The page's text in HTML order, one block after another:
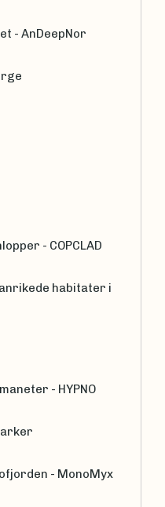
- AnDeepNor
- COPCLAD
habitater i
- HYPNO
- MonoMyx